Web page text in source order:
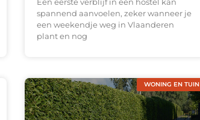
Een eerste verblijf in een hostel kan
spannend aanvoelen, zeker wanneer je
een weekendje weg in Vlaanderen
plant en nog
WONING EN TUIN